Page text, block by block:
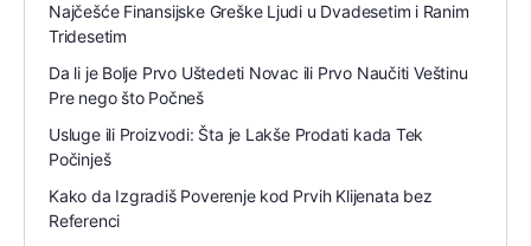
Najčešće Finansijske Greške Ljudi u Dvadesetim i Ranim
Tridesetim
Da li je Bolje Prvo Uštedeti Novac ili Prvo Naučiti Veštinu
Pre nego što Počneš
Usluge ili Proizvodi: Šta je Lakše Prodati kada Tek
Počinješ
Kako da Izgradiš Poverenje kod Prvih Klijenata bez
Referenci